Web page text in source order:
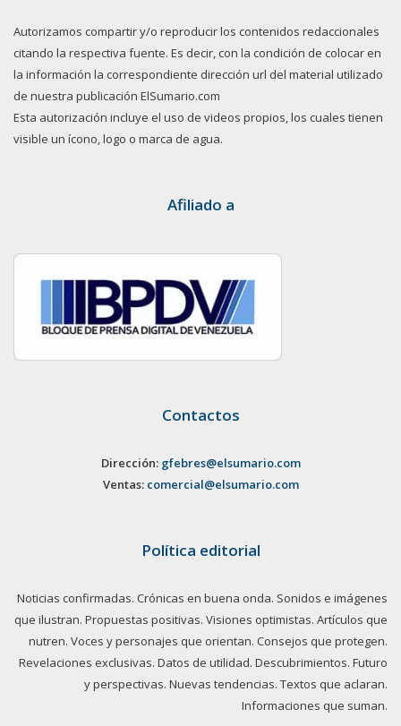
Autorizamos compartir y/o reproducir los contenidos redaccionales
citando la respectiva fuente. Es decir, con la condición de colocar en
la información la correspondiente dirección url del material utilizado
de nuestra publicación ElSumario.com
Esta autorización incluye el uso de videos propios, los cuales tienen
visible un ícono, logo o marca de agua.
Afiliado a
Contactos
Dirección: gfebres@elsumario.com
Ventas: comercial@elsumario.com
Política editorial
Noticias confirmadas. Crónicas en buena onda. Sonidos e imágenes
que ilustran. Propuestas positivas. Visiones optimistas. Artículos que
nutren. Voces y personajes que orientan. Consejos que protegen.
Revelaciones exclusivas. Datos de utilidad. Descubrimientos. Futuro
y perspectivas. Nuevas tendencias. Textos que aclaran.
Informaciones que suman.